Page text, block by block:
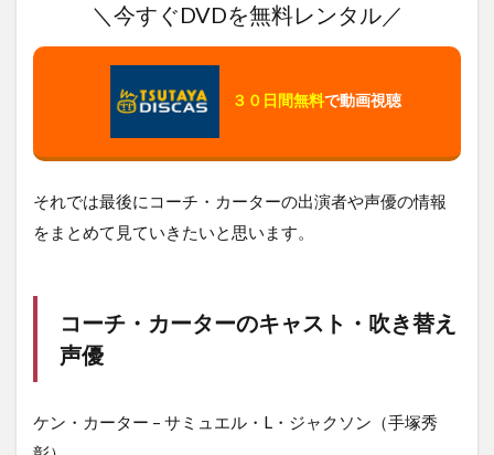
＼今すぐDVDを無料レンタル／
３０日間無料で動画視聴
それでは最後にコーチ・カーターの出演者や声優の情報
をまとめて見ていきたいと思います。
コーチ・カーターのキャスト・吹き替え
声優
ケン・カーター – サミュエル・L・ジャクソン（手塚秀